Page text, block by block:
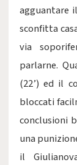
agguantare
sconfitta
via
parlarne.
(22’) ed il
bloccati
conclusioni
una
il